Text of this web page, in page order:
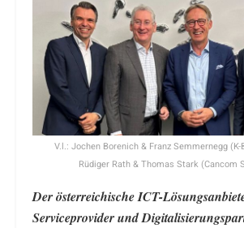
V.l.: Jochen Borenich & Franz Semmernegg
Rüdiger Rath & Thomas Stark (Cancom
Der österreichische ICT-
Serviceprovider und